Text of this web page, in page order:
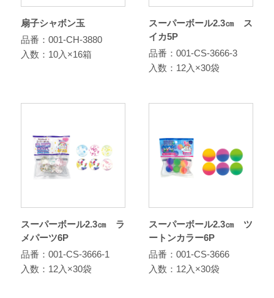
扇子シャボン玉
品番：001-CH-3880
入数：10入×16箱
スーパーボール2.3㎝ ス
イカ5P
品番：001-CS-3666-3
入数：12入×30袋
スーパーボール2.3㎝ ラ
メパーツ6P
品番：001-CS-3666-1
入数：12入×30袋
スーパーボール2.3㎝ ツ
ートンカラー6P
品番：001-CS-3666
入数：12入×30袋